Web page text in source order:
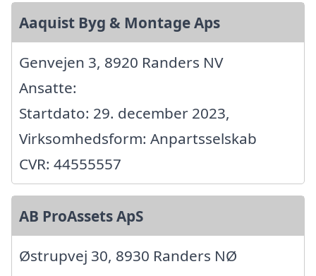
Aaquist Byg & Montage Aps
Genvejen 3, 8920 Randers NV
Ansatte:
Startdato: 29. december 2023,
Virksomhedsform: Anpartsselskab
CVR: 44555557
AB ProAssets ApS
Østrupvej 30, 8930 Randers NØ